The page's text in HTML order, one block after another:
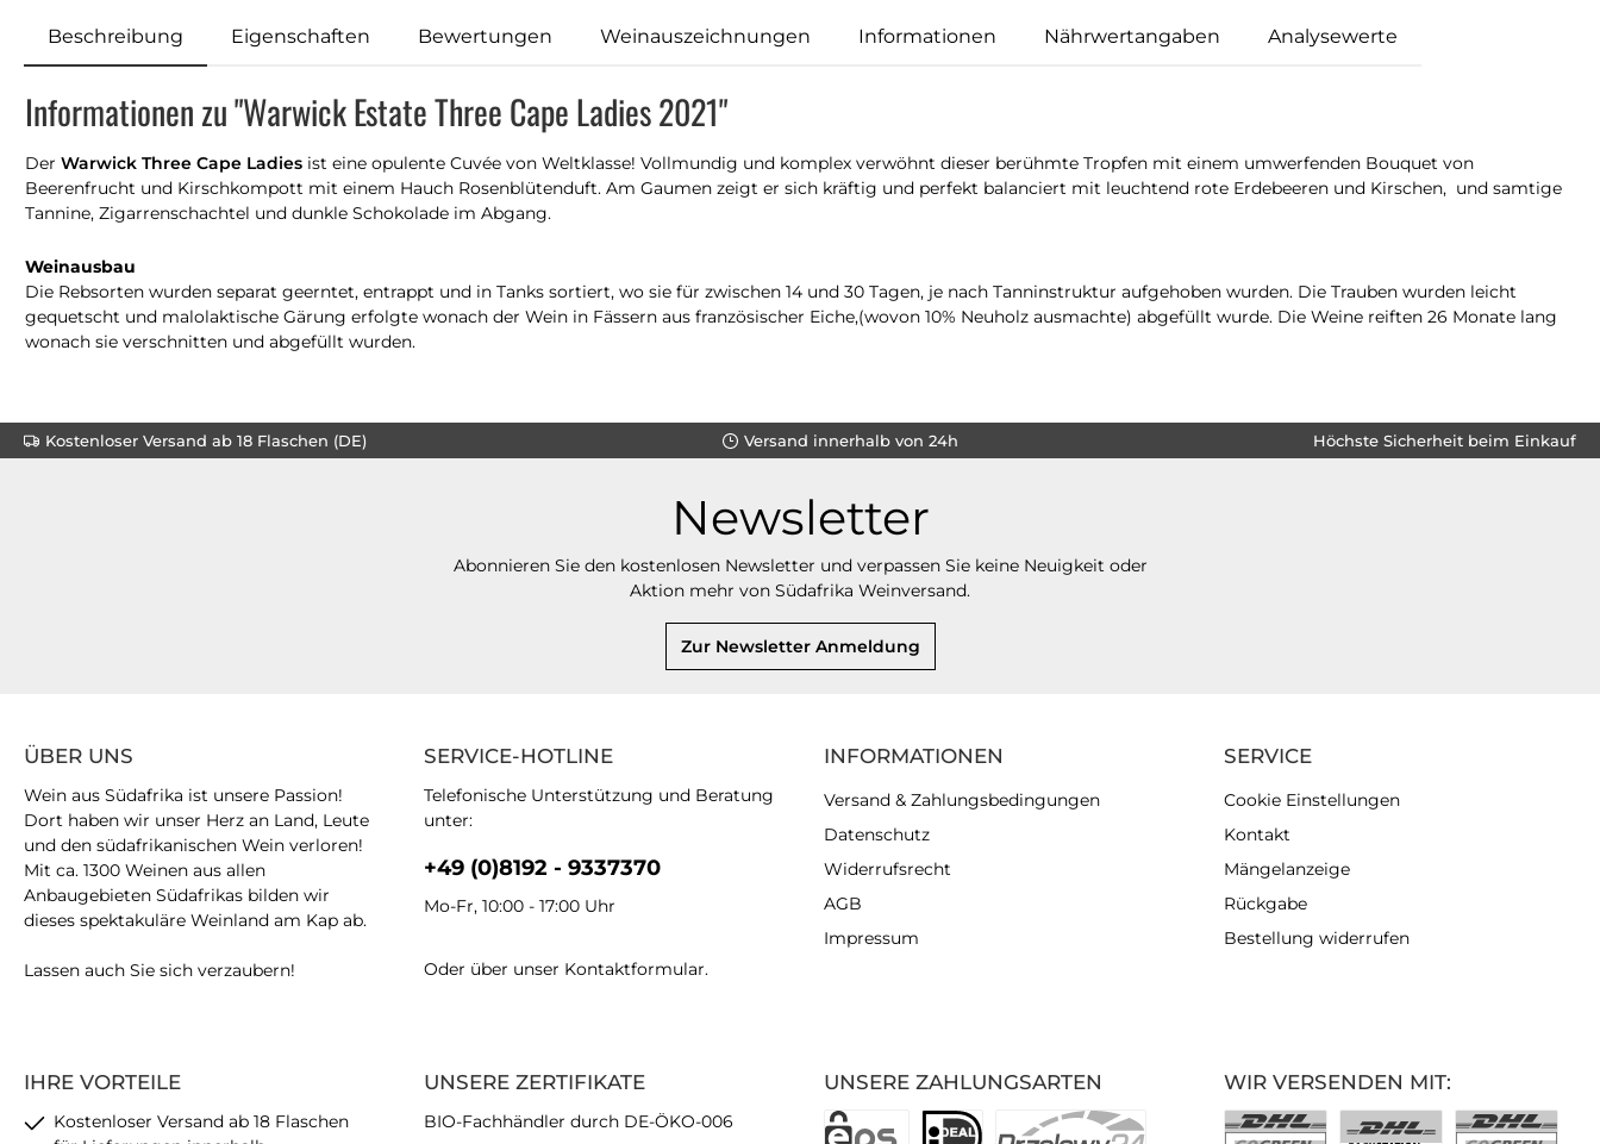
Beschreibung Eigenschaften Bewertungen Weinauszeichnungen Informationen Nährwertangaben Analysewerte
Informationen zu "Warwick Estate Three Cape Ladies 2021"
Der Warwick Three Cape Ladies ist eine opulente Cuvée von Weltklasse! Vollmundig und komplex verwöhnt dieser berühmte Tropfen mit einem umwerfenden Bouquet von
Beerenfrucht und Kirschkompott mit einem Hauch Rosenblütenduft. Am Gaumen zeigt er sich kräftig und perfekt balanciert mit leuchtend rote Erdebeeren und Kirschen, und samtige
Tannine, Zigarrenschachtel und dunkle Schokolade im Abgang.
Weinausbau
Die Rebsorten wurden separat geerntet, entrappt und in Tanks sortiert, wo sie für zwischen 14 und 30 Tagen, je nach Tanninstruktur aufgehoben wurden. Die Trauben wurden leicht
gequetscht und malolaktische Gärung erfolgte wonach der Wein in Fässern aus französischer Eiche,(wovon 10% Neuholz ausmachte) abgefüllt wurde. Die Weine reiften 26 Monate lang
wonach sie verschnitten und abgefüllt wurden.
Kostenloser Versand ab 18 Flaschen (DE) Versand innerhalb von 24h Höchste Sicherheit beim Einkauf
Newsletter
Abonnieren Sie den kostenlosen Newsletter und verpassen Sie keine Neuigkeit oder
Aktion mehr von Südafrika Weinversand.
Zur Newsletter Anmeldung
SERVICE-HOTLINE
Telefonische Unterstützung und Beratung
unter:
+49 (0)8192 - 9337370
Mo-Fr, 10:00 - 17:00 Uhr
Oder über unser Kontaktformular.
IHRE VORTEILE
Kostenloser Versand ab 18 Flaschen
UNSERE ZAHLUNGSARTEN
ÜBER UNS
Wein aus Südafrika ist unsere Passion!
Dort haben wir unser Herz an Land, Leute
und den südafrikanischen Wein verloren!
Mit ca. 1300 Weinen aus allen
Anbaugebieten Südafrikas bilden wir
dieses spektakuläre Weinland am Kap ab.
Lassen auch Sie sich verzaubern!
UNSERE ZERTIFIKATE
BIO-Fachhändler durch DE-ÖKO-006
INFORMATIONEN
Versand & Zahlungsbedingungen
Datenschutz
Widerrufsrecht
AGB
Impressum
SERVICE
Cookie Einstellungen
Kontakt
Mängelanzeige
Rückgabe
Bestellung widerrufen
WIR VERSENDEN MIT: